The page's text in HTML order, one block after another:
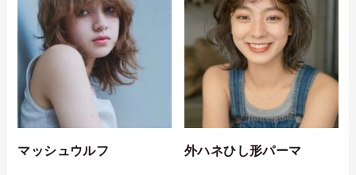
マッシュウルフ 外ハネひし形パーマ